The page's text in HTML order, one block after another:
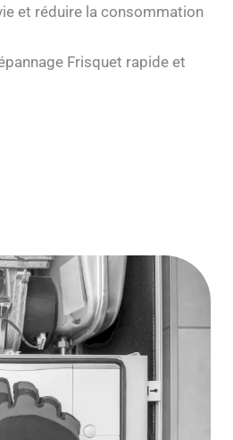
et réduire la consommation
Frisquet rapide et